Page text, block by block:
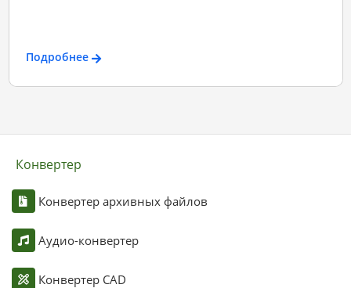
Подробнее
Конвертер
Конвертер архивных файлов
Аудио-конвертер
Конвертер CAD